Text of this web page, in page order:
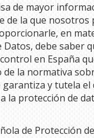
de mayor
de la que nosotros
en
Datos, debe saber
en España
de la normativa
garantiza y tutela el
la protección de
de Protección